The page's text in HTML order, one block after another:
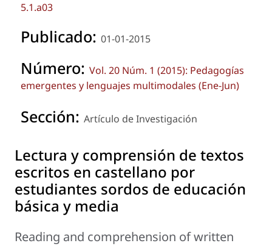
5.1.a03
Publicado: 01-01-2015
Número: Vol. 20 Núm. 1 (2015): Pedagogías
emergentes y lenguajes multimodales (Ene-Jun)
Sección: Artículo de Investigación
Lectura y comprensión de textos
escritos en castellano por
estudiantes sordos de educación
básica y media
Reading and comprehension of written